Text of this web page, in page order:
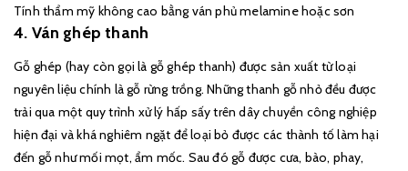
Tính thẩm mỹ không cao bằng ván phủ melamine hoặc sơn
4. Ván ghép thanh
Gỗ ghép (hay còn gọi là gỗ ghép thanh) được sản xuất từ loại
nguyên liệu chính là gỗ rừng trồng. Những thanh gỗ nhỏ đều được
trải qua một quy trình xử lý hấp sấy trên dây chuyền công nghiệp
hiện đại và khá nghiêm ngặt để loại bỏ được các thành tố làm hại
đến gỗ như mối mọt, ẩm mốc. Sau đó gỗ được cưa, bào, phay,